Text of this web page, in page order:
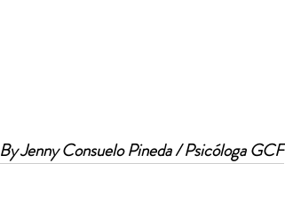
By Jenny Consuelo Pineda / Psicóloga GCF